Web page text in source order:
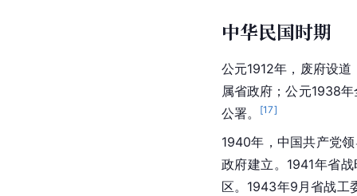
中华民国时期
公元1912年，废府设
属省政府；公元1938
公署。
[17]
1940年， 中国共产党
政府建立。1941年省
区。1943年9月省战工